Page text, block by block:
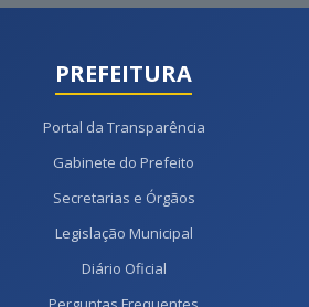
PREFEITURA
Portal da Transparência
Gabinete do Prefeito
Secretarias e Órgãos
Legislação Municipal
Diário Oficial